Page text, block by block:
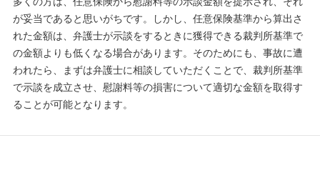
が妥当であると思いがちです。しかし、任意保険基準から算出さ
れた金額は、弁護士が示談をするときに獲得できる裁判所基準で
の金額よりも低くなる場合があります。そのためにも、事故に遭
われたら、まずは弁護士に相談していただくことで、裁判所基準
で示談を成立させ、慰謝料等の損害について適切な金額を取得す
ることが可能となります。